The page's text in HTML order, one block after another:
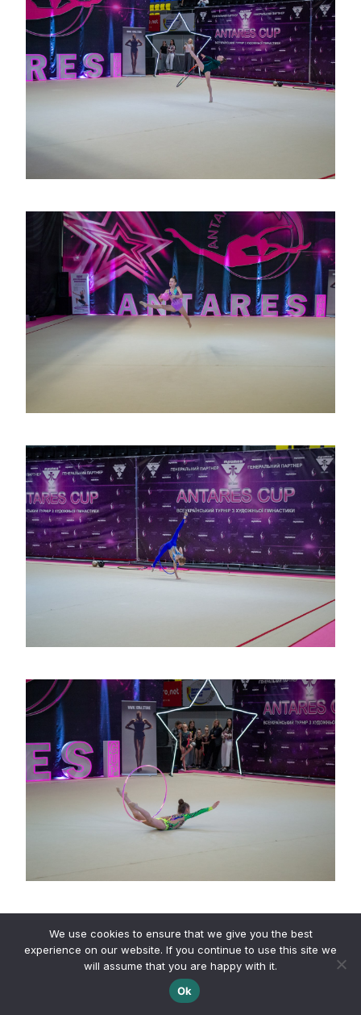
We use cookies to ensure that we give you the best
experience on our website. If you continue to use this site we
will assume that you are happy with it.
Ok